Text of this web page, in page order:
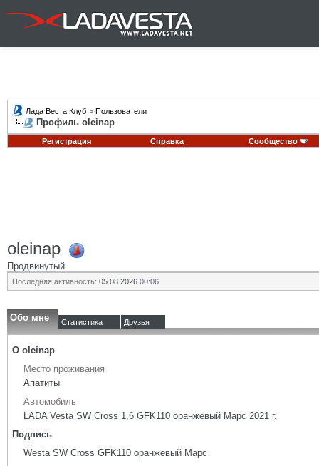
Лада Веста Клуб > Пользователи
Профиль oleinap
Регистрация Справка Сообщество
oleinap
Продвинутый
Последняя активность: 05.08.2026 00:06
Обо мне Статистика Друзья
О oleinap
Место проживания
Апатиты
Автомобиль
LADA Vesta SW Cross 1,6 GFK110 оранжевый Марс 2021 г.
Подпись
Westa SW Cross GFK110 оранжевый Марс